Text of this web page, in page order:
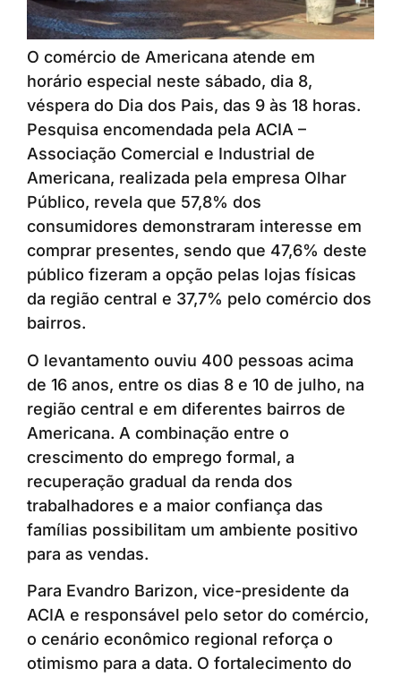
O comércio de Americana atende em
horário especial neste sábado, dia 8,
véspera do Dia dos Pais, das 9 às 18 horas.
Pesquisa encomendada pela ACIA –
Associação Comercial e Industrial de
Americana, realizada pela empresa Olhar
Público, revela que 57,8% dos
consumidores demonstraram interesse em
comprar presentes, sendo que 47,6% deste
público fizeram a opção pelas lojas físicas
da região central e 37,7% pelo comércio dos
bairros.
O levantamento ouviu 400 pessoas acima
de 16 anos, entre os dias 8 e 10 de julho, na
região central e em diferentes bairros de
Americana. A combinação entre o
crescimento do emprego formal, a
recuperação gradual da renda dos
trabalhadores e a maior confiança das
famílias possibilitam um ambiente positivo
para as vendas.
Para Evandro Barizon, vice-presidente da
ACIA e responsável pelo setor do comércio,
o cenário econômico regional reforça o
otimismo para a data. O fortalecimento do